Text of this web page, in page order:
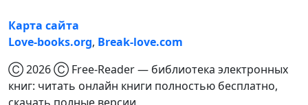
Карта сайта
Love-books.org, Break-love.com
Ⓒ 2026 Ⓒ Free-Reader — библиотека электронных
книг: читать онлайн книги полностью бесплатно,